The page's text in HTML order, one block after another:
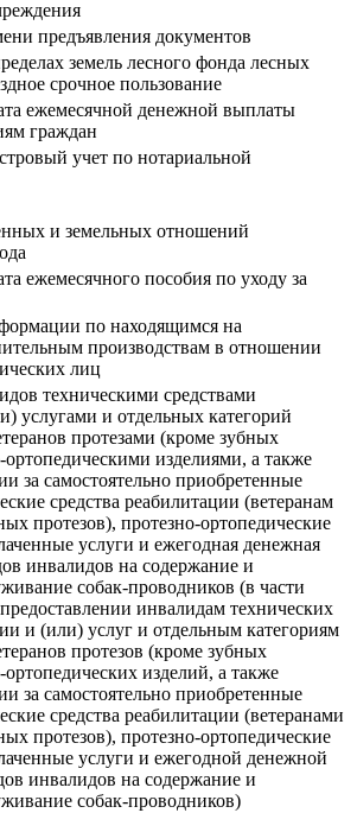
предъявления документов
земель лесного фонда лесных
срочное пользование
ежемесячной денежной выплаты
граждан
учет по нотариальной
и земельных отношений
ежемесячного пособия по уходу за
по находящимся на
производствам в отношении
лиц
техническими средствами
услугами и отдельных категорий
протезами (кроме зубных
ортопедическими изделиями, а также
за самостоятельно приобретенные
средства реабилитации (ветеранам
протезов), протезно-ортопедические
услуги и ежегодная денежная
инвалидов на содержание и
собак-проводников (в части
инвалидам технических
и (или) услуг и отдельным категориям
протезов (кроме зубных
ортопедических изделий, а также
за самостоятельно приобретенные
средства реабилитации (ветеранами
протезов), протезно-ортопедические
услуги и ежегодной денежной
инвалидов на содержание и
собак-проводников)